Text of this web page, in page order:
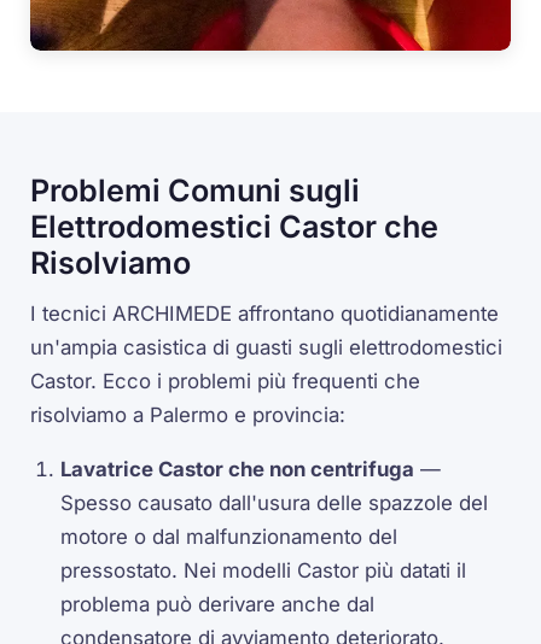
Problemi Comuni sugli
Elettrodomestici Castor che
Risolviamo
I tecnici ARCHIMEDE affrontano quotidianamente
un'ampia casistica di guasti sugli elettrodomestici
Castor. Ecco i problemi più frequenti che
risolviamo a Palermo e provincia:
Lavatrice Castor che non centrifuga —
Spesso causato dall'usura delle spazzole del
motore o dal malfunzionamento del
pressostato. Nei modelli Castor più datati il
problema può derivare anche dal
condensatore di avviamento deteriorato.